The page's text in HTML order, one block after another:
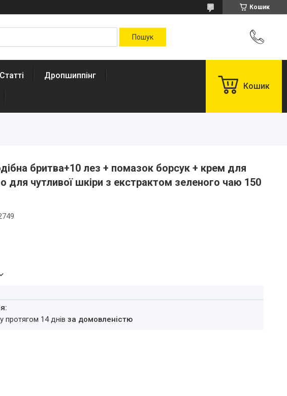
Кошик
Статті Дропшиппінг
Кошик
бритва+10 лез + помазок борсук + крем для
для чутливої шкіри з екстрактом зеленого чаю 150
протягом 14 днівза домовленістю